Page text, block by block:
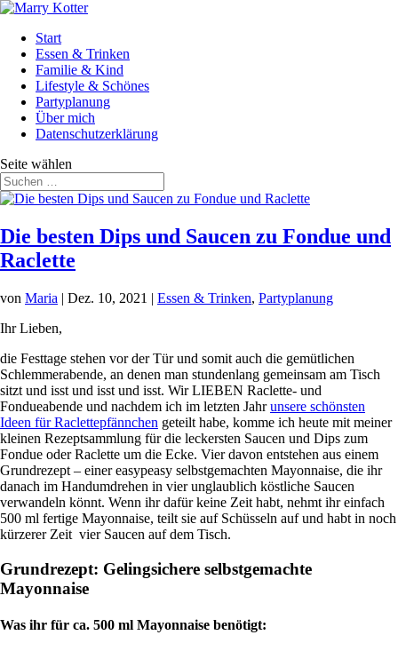
Start
Essen & Trinken
Familie & Kind
Lifestyle & Schönes
Partyplanung
Über mich
Datenschutzerklärung
Seite wählen
Die besten Dips und Saucen zu Fondue und
Raclette
von Maria | Dez. 10, 2021 | Essen & Trinken, Partyplanung
Ihr Lieben,
die Festtage stehen vor der Tür und somit auch die gemütlichen
Schlemmerabende, an denen man stundenlang gemeinsam am Tisch
sitzt und isst und isst und isst. Wir LIEBEN Raclette- und
Fondueabende und nachdem ich im letzten Jahrunsere schönsten
Ideen für Raclettepfännchen geteilt habe, komme ich heute mit meiner
kleinen Rezeptsammlung für die leckersten Saucen und Dips zum
Fondue oder Raclette um die Ecke. Vier davon entstehen aus einem
Grundrezept – einer easypeasy selbstgemachten Mayonnaise, die ihr
danach im Handumdrehen in vier unglaublich köstliche Saucen
verwandeln könnt. Wenn ihr dafür keine Zeit habt, nehmt ihr einfach
500 ml fertige Mayonnaise, teilt sie auf Schüsseln auf und habt in noch
kürzerer Zeit vier Saucen auf dem Tisch.
Grundrezept: Gelingsichere selbstgemachte
Mayonnaise
Was ihr für ca. 500 ml Mayonnaise benötigt: